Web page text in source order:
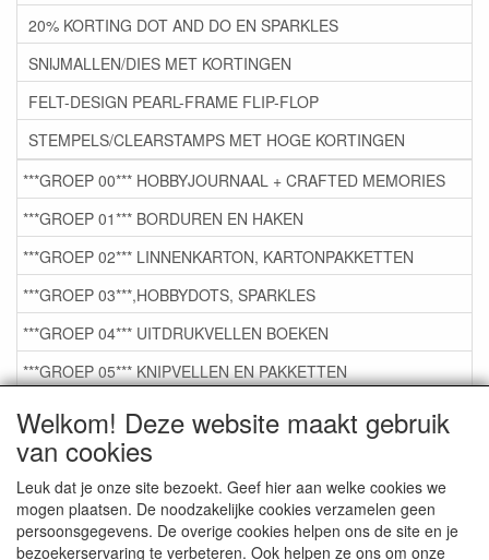
Welkom! Deze website maakt gebruik
van cookies
Leuk dat je onze site bezoekt. Geef hier aan welke cookies we
mogen plaatsen. De noodzakelijke cookies verzamelen geen
persoonsgegevens. De overige cookies helpen ons de site en je
bezoekerservaring te verbeteren. Ook helpen ze ons om onze
20% KORTING DOT AND DO EN SPARKLES
SNIJMALLEN/DIES MET KORTINGEN
FELT-DESIGN PEARL-FRAME FLIP-FLOP
STEMPELS/CLEARSTAMPS MET HOGE KORTINGEN
***GROEP 00*** HOBBYJOURNAAL + CRAFTED MEMORIES
***GROEP 01*** BORDUREN EN HAKEN
***GROEP 02*** LINNENKARTON, KARTONPAKKETTEN
***GROEP 03***,HOBBYDOTS, SPARKLES
***GROEP 04*** UITDRUKVELLEN BOEKEN
***GROEP 05*** KNIPVELLEN EN PAKKETTEN
***GROEP 06*** TAPE/LIJM SNIJMALLEN STEMPELS
***GROEP 07*** KAARTEN +SCRAP TOEBEHOREN
***GROEP 08*** TEKENEN EN KLEUREN, GELPEN,MARKER
***GROEP 09*** KRALEN EN TOEBEHOREN